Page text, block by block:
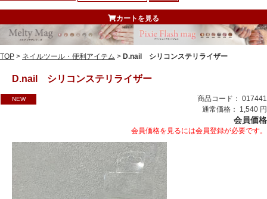
カートを見る
TOP > ネイルツール・便利アイテム > D.nail シリコンステリライザー
D.nail シリコンステリライザー
NEW
商品コード： 017441
通常価格： 1,540 円
会員価格
会員価格を見るには会員登録が必要です。